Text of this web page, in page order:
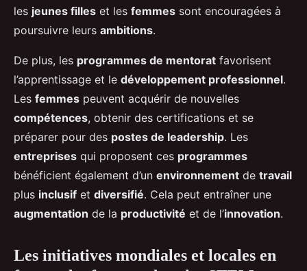
les jeunes filles et les femmes sont encouragées à
poursuivre leurs ambitions.
De plus, les programmes de mentorat favorisent
l’apprentissage et le développement professionnel.
Les femmes peuvent acquérir de nouvelles
compétences, obtenir des certifications et se
préparer pour des postes de leadership. Les
entreprises qui proposent ces programmes
bénéficient également d’un environnement de travail
plus inclusif et diversifié. Cela peut entraîner une
augmentation de la productivité et de l’innovation.
Les initiatives mondiales et locales en